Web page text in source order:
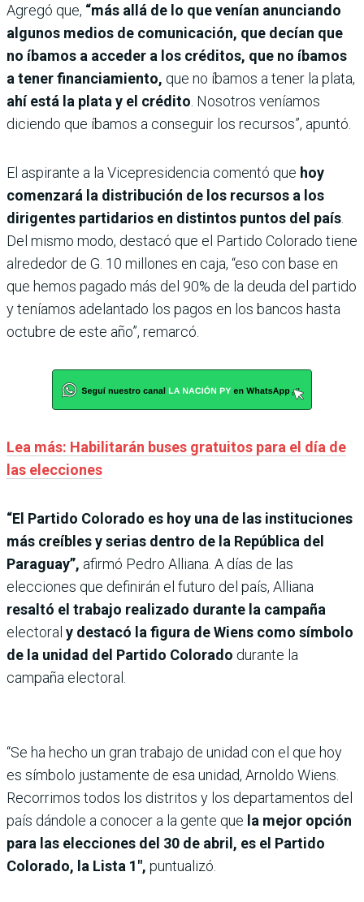
Agregó que, “más allá de lo que venían anunciando
algunos medios de comunicación, que decían que
no íbamos a acceder a los créditos, que no íbamos
a tener financiamiento, que no íbamos a tener la plata,
ahí está la plata y el crédito . Nosotros veníamos
diciendo que íbamos a conseguir los recursos”, apuntó.
El aspirante a la Vicepresidencia comentó que hoy
comenzará la distribución de los recursos a los
dirigentes partidarios en distintos puntos del país
Del mismo modo, destacó que el Partido Colorado tiene
alrededor de G. 10 millones en caja, “eso con base en
que hemos pagado más del 90% de la deuda del partido
y teníamos adelantado los pagos en los bancos hasta
octubre de este año”, remarcó.
Lea más: Habilitarán buses gratuitos para el día de
las elecciones
“El Partido Colorado es hoy una de las instituciones
más creíbles y serias dentro de la República del
Paraguay”, afirmó Pedro Alliana. A días de las
elecciones que definirán el futuro del país, Alliana
resaltó el trabajo realizado durante la campaña
electoral y destacó la figura de Wiens como símbolo
de la unidad del Partido Colorado durante la
campaña electoral.
“Se ha hecho un gran trabajo de unidad con el que hoy
es símbolo justamente de esa unidad, Arnoldo Wiens.
Recorrimos todos los distritos y los departamentos del
país dándole a conocer a la gente que la mejor opción
para las elecciones del 30 de abril, es el Partido
Colorado, la Lista 1″, puntualizó.